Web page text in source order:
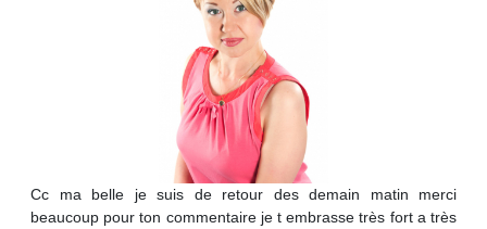
Cc ma belle je suis de retour des demain matin merci
beaucoup pour ton commentaire je t embrasse très fort a très